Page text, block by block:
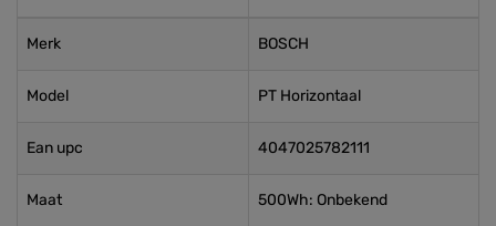
Merk BOSCH
Model PT Horizontaal
Ean upc 4047025782111
Maat 500Wh: Onbekend